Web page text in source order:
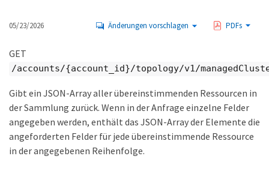
05/23/2026 Änderungen vorschlagen PDFs
GET
/accounts/{account_id}/topology/v1/
Gibt ein JSON-Array aller übereinstimmenden Ressourcen in
der Sammlung zurück. Wenn in der Anfrage einzelne Felder
angegeben werden, enthält das JSON-Array der Elemente die
angeforderten Felder für jede übereinstimmende Ressource
in der angegebenen Reihenfolge.